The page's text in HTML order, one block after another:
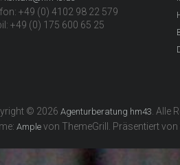
+49 (0) 4102 98 22 579
+49 (0) 175 600 65 25
© 2026 Agenturberatung hm43 . Alle
Ample von ThemeGrill. Präsentiert von